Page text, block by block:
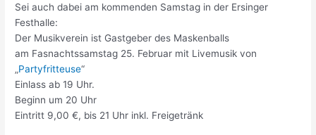
Sei auch dabei am kommenden Samstag in der Ersinger
Festhalle:
Der Musikverein ist Gastgeber des Maskenballs
am Fasnachtssamstag 25. Februar mit Livemusik von
„ Partyfritteuse“
Einlass ab 19 Uhr.
Beginn um 20 Uhr
Eintritt 9,00 €, bis 21 Uhr inkl. Freigetränk